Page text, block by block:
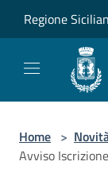
Regione
Home >
Avviso